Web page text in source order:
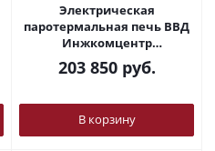
Электрическая
паротермальная печь ВВД
Инжкомцентр
«ПАРиЖАР»18 кВт (14-23 м3)
380В
203 850руб.
В корзину